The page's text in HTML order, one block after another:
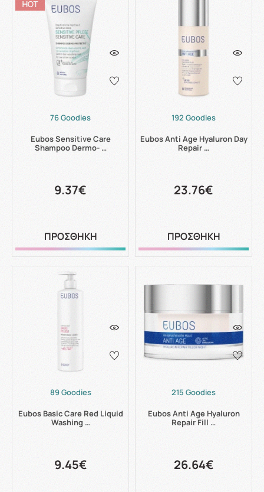
76 Goodies
Eubos Sensitive Care
Shampoo Dermo- …
9.37€
ΠΡΟΣΘΗΚΗ
192 Goodies
Eubos Anti Age Hyaluron Day
Repair …
23.76€
ΠΡΟΣΘΗΚΗ
89 Goodies
Eubos Basic Care Red Liquid
Washing …
9.45€
215 Goodies
Eubos Anti Age Hyaluron
Repair Fill …
26.64€